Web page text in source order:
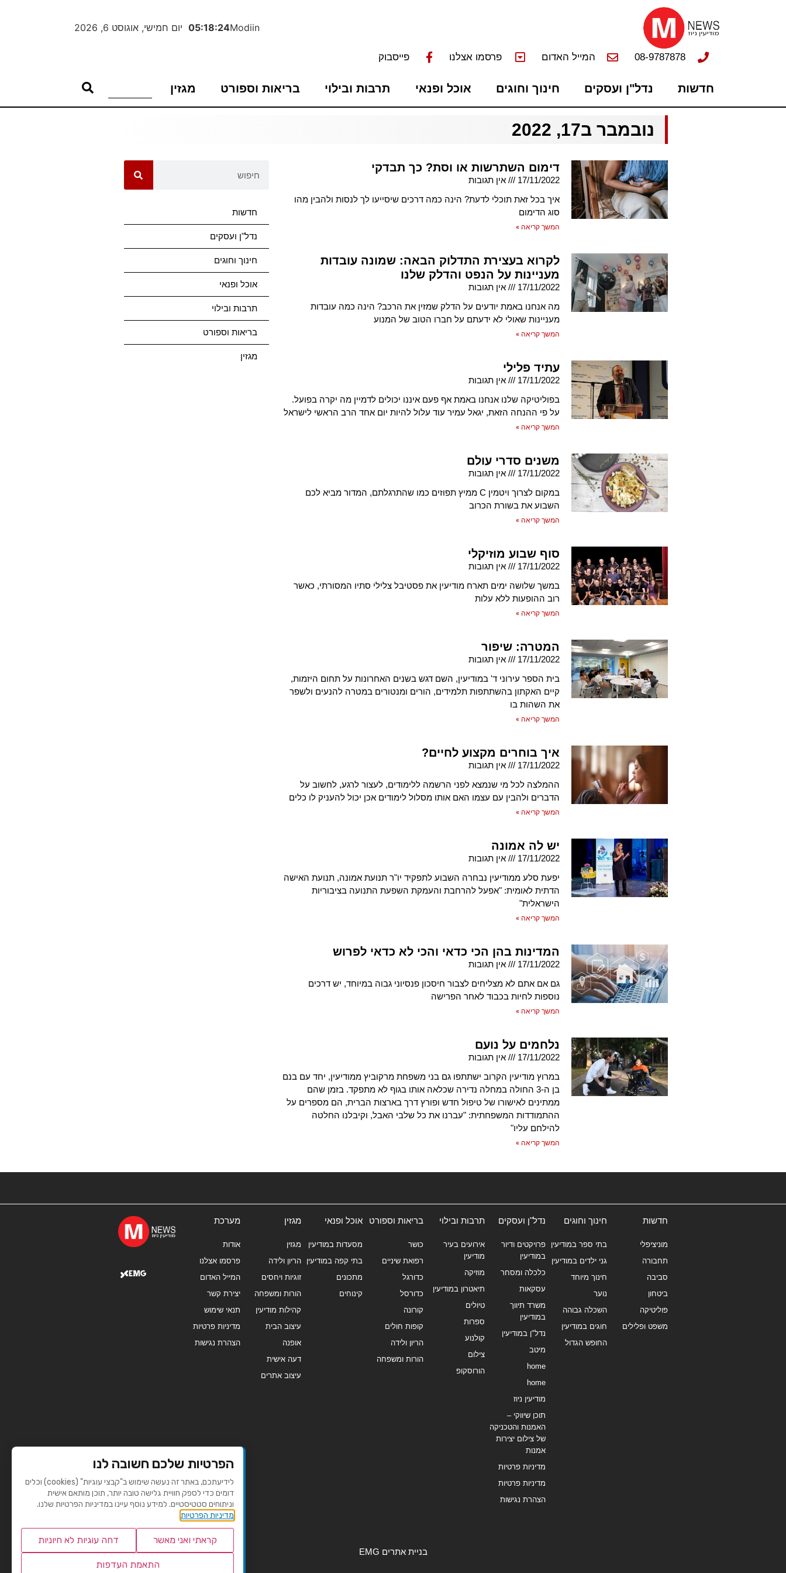
Modiin
05:18:24 יום חמישי, אוגוסט 6, 2026
08-9787878 המייל האדום פרסמו אצלנו פייסבוק
חדשות נדל"ן ועסקים חינוך וחוגים אוכל ופנאי תרבות ובילוי בריאות וספורט מגזין
נובמבר ב17, 2022
דימום השתרשות או וסת? כך תבדקי
17/11/2022
אין תגובות
איך בכל זאת תוכלי לדעת? הינה כמה דרכים שיסייעו לך לנסות ולהבין מהו
סוג הדימום
המשך קריאה »
לקרוא בעצירת התדלוק הבאה: שמונה עובדות
מעניינות על הנפט והדלק שלנו
17/11/2022
אין תגובות
מה אנחנו באמת יודעים על הדלק שמזין את הרכב? הינה כמה עובדות
מעניינות שאולי לא ידעתם על חברו הטוב של המנוע
המשך קריאה »
עתיד פלילי
17/11/2022
אין תגובות
בפוליטיקה שלנו אנחנו באמת אף פעם איננו יכולים לדמיין מה יקרה בפועל.
על פי ההנחה הזאת, יגאל עמיר עוד עלול להיות יום אחד הרב הראשי לישראל
המשך קריאה »
משנים סדרי עולם
17/11/2022
אין תגובות
במקום לצרוך ויטמין C ממיץ תפוזים כמו שהתרגלתם, המדור מביא לכם
השבוע את בשורת הכרוב
המשך קריאה »
סוף שבוע מוזיקלי
17/11/2022
אין תגובות
במשך שלושה ימים תארח מודיעין את פסטיבל צלילי סתיו המסורתי, כאשר
רוב ההופעות ללא עלות
המשך קריאה »
המטרה: שיפור
17/11/2022
אין תגובות
בית הספר עירוני ד' במודיעין, השם דגש בשנים האחרונות על תחום היזמות,
קיים האקתון בהשתתפות תלמידים, הורים ומנטורים במטרה להנעים ולשפר
את השהות בו
המשך קריאה »
איך בוחרים מקצוע לחיים?
17/11/2022
אין תגובות
ההמלצה לכל מי שנמצא לפני הרשמה ללימודים, לעצור לרגע, לחשוב על
הדברים ולהבין עם עצמו האם אותו מסלול לימודים אכן יכול להעניק לו כלים
המשך קריאה »
יש לה אמונה
17/11/2022
אין תגובות
יפעת סלע ממודיעין נבחרה השבוע לתפקיד יו"ר תנועת אמונה, תנועת האישה
הדתית לאומית: "אפעל להרחבת והעמקת השפעת התנועה בציבוריות
הישראלית"
המשך קריאה »
המדינות בהן הכי כדאי והכי לא כדאי לפרוש
17/11/2022
אין תגובות
גם אם אתם לא מצליחים לצבור חיסכון פנסיוני גבוה במיוחד, יש דרכים
נוספות לחיות בכבוד לאחר הפרישה
המשך קריאה »
נלחמים על נועם
17/11/2022
אין תגובות
במרוץ מודיעין הקרוב ישתתפו גם בני משפחת מרקוביץ ממודיעין, יחד עם בנם
בן ה-3 החולה במחלה נדירה שכלאה אותו בגוף לא מתפקד. בזמן שהם
ממתינים לאישורו של טיפול חדש ופורץ דרך בארצות הברית, הם מספרים על
ההתמודדות המשפחתית: "עברנו את כל שלבי האבל, וקיבלנו החלטה
להילחם עליו"
המשך קריאה »
חדשות
נדל"ן ועסקים
חינוך וחוגים
אוכל ופנאי
תרבות ובילוי
בריאות וספורט
מגזין
חדשות
מוניציפלי
תחבורה
סביבה
ביטחון
פוליטיקה
משפט ופלילים
חינוך וחוגים
בתי ספר במודיעין
גני ילדים במודיעין
חינוך מיוחד
נוער
השכלה גבוהה
חוגים במודיעין
החופש הגדול
נדל"ן ועסקים
פרויקטים ודיור
במודיעין
כלכלה ומסחר
עסקאות
משרד תיווך
במודיעין
נדל"ן במודיעין
מיטב
home
home
מודיעין ניוז
תוכן שיווקי –
האמנות והטכניקה
של צילום יצירות
אמנות
מדיניות פרטיות
מדיניות פרטיות
הצהרת נגישות
תרבות ובילוי
אירועים בעיר
מודיעין
מוזיקה
תיאטרון במודיעין
טיולים
ספרות
קולנוע
צילום
הורוסקופ
בריאות וספורט
כושר
רפואת שיניים
כדורגל
כדורסל
קורונה
קופות חולים
הריון ולידה
הורות ומשפחה
אוכל ופנאי
מסעדות במודיעין
בתי קפה במודיעין
מתכונים
קינוחים
מגזין
מגזין
הריון ולידה
זוגיות ויחסים
הורות ומשפחה
קהילות מודיעין
עיצוב הבית
אופנה
דעה אישית
עיצוב אתרים
מערכת
אודות
פרסמו אצלנו
המייל האדום
יצירת קשר
תנאי שימוש
מדיניות פרטיות
הצהרת נגישות
בניית אתרים EMG
הפרטיות שלכם חשובה לנו
לידיעתכם, באתר זה נעשה שימוש ב"קבצי עוגיות" (cookies) וכלים
דומים כדי לספק חוויית גלישה טובה יותר, תוכן מותאם אישית
וניתוחים סטטיסטיים. למידע נוסף עיינו במדיניות הפרטיות שלנו.
מדיניות הפרטיות
קראתי ואני מאשר דחה עוגיות לא חיוניות
התאמת העדפות